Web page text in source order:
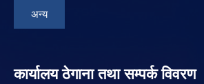
अन्य
कार्यालय ठेगाना तथा सम्पर्क विवरण